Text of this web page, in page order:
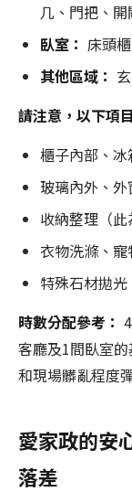
几、門把、開
臥室： 床頭
其他區域：
請注意，以下項
櫃子內部、冰
玻璃內外、外
收納整理（
衣物洗滌、寵
特殊石材拋
時數分配參考：
客廳及1間臥室
和現場髒亂程度
愛家政的安
落差